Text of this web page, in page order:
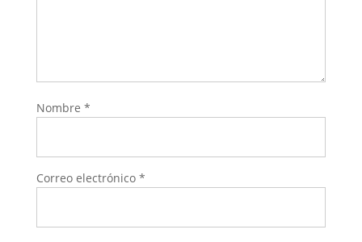
Nombre *
Correo electrónico *